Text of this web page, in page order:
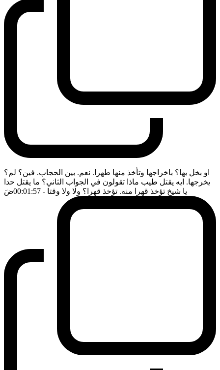
او بخل بها؟ باخراجها وتأخذ منها طهرا. نعم. بين الحجاب. فين؟ لم؟
يخرجها. ايه يقتل طيب ماذا تقولون في الجواب الثاني؟ ما يقتل حدا
يا شيخ تؤخذ قهرا منه. تؤخذ قهرا؟ ولا ولا وقتا - 00:01:57 ضَ